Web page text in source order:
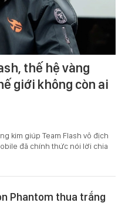
thế hệ vàng
giới không còn ai
kim giúp Team Flash vô địch
đã chính thức nói lời chia
Phantom thua trắng